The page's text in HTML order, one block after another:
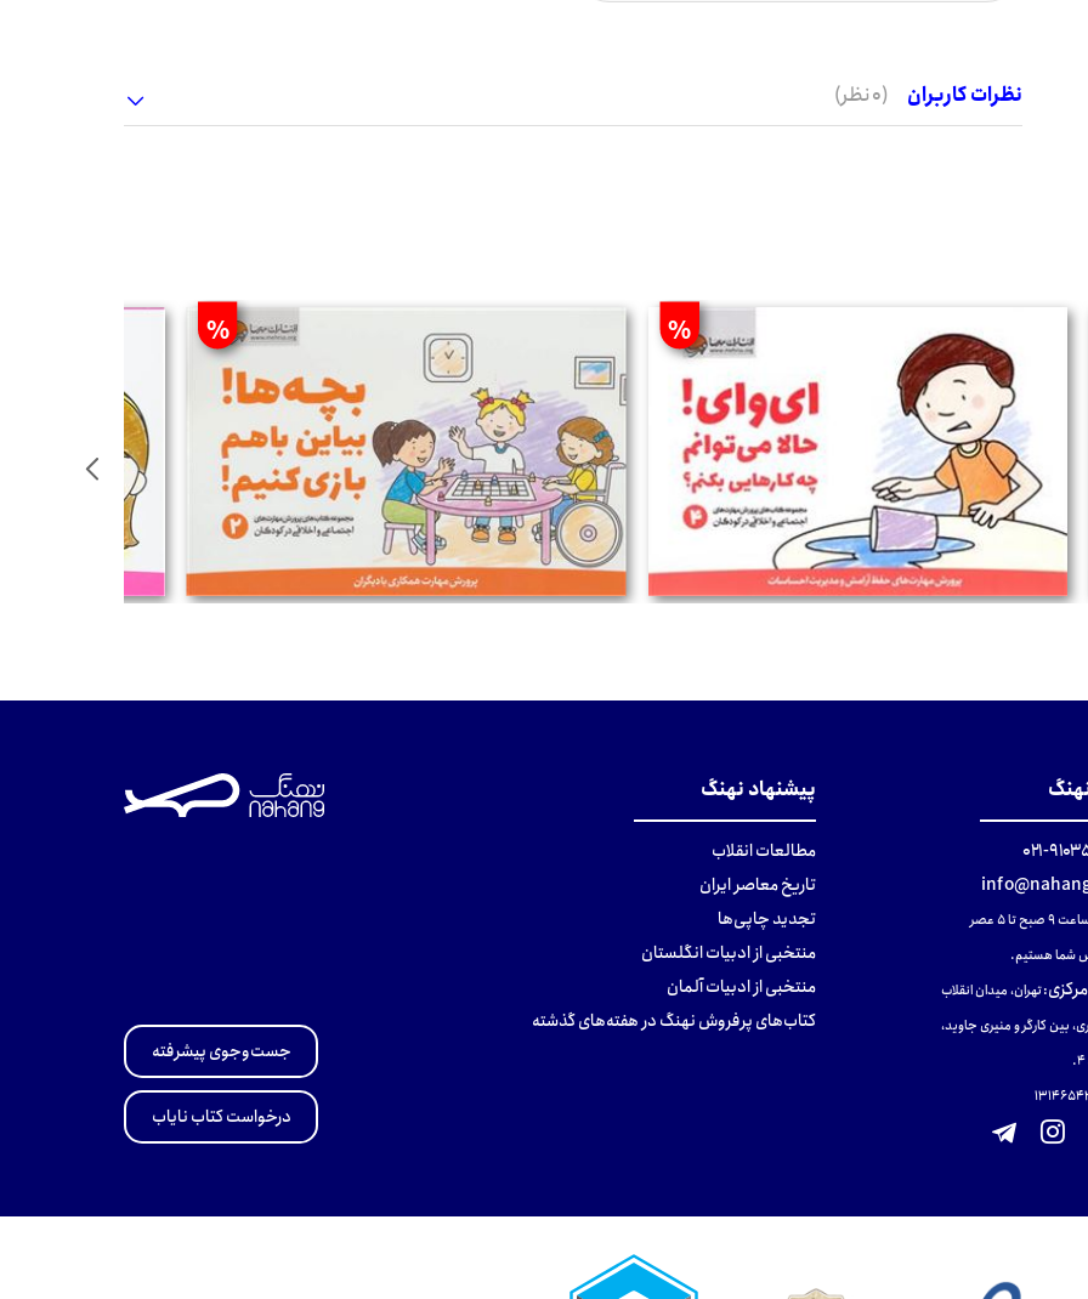
نظرات کاربران (0 نظر)
%
%
۰۲۱
تا ۵ عصر
شما هستیم.
:تهران، میدان انقلاب
بین کارگر و منیری جاوید،
پیشنهاد نهنگ
مطالعات انقلاب
تاریخ معاصر ایران
تجدید چاپی‌ها
منتخبی از ادبیات انگلستان
منتخبی از ادبیات آلمان
کتاب‌های پرفروش نهنگ در هفته‌های گذشته
جست‌وجوی پیشرفته
درخواست کتاب نایاب